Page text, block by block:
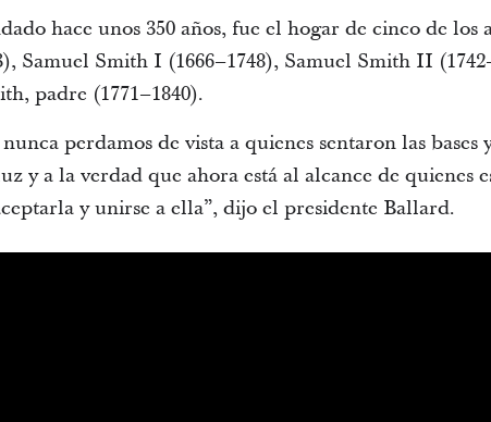
hace unos 350 años, fue el hogar de cinco de los
Samuel Smith I (1666–1748), Samuel Smith II
padre (1771–1840).
perdamos de vista a quienes sentaron las bases
y a la verdad que ahora está al alcance de quienes
y unirse a ella”, dijo el presidente Ballard.